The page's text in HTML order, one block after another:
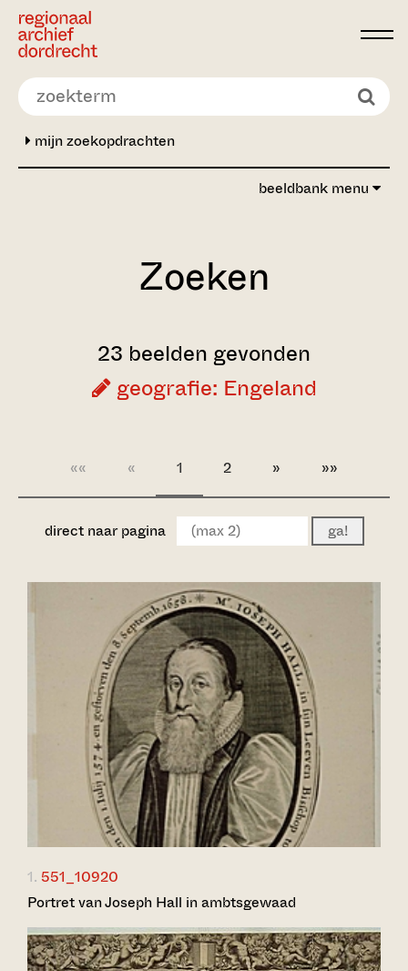
Ga direct naar de inhoud
mijn zoekopdrachten
beeldbank menu
Zoeken
23 beelden gevonden
geografie: Engeland
«« « 1 2 » »»
direct naar pagina ga!
1. 551_10920
Portret van Joseph Hall in ambtsgewaad